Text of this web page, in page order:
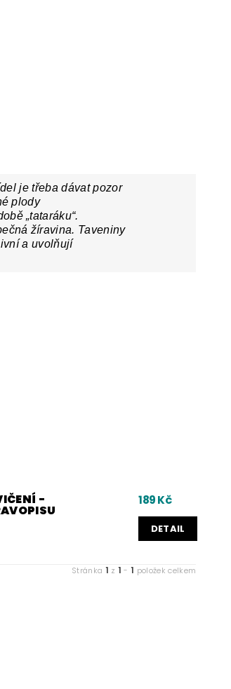
je třeba dávat pozor
plody
„tataráku“.
žíravina. Taveniny
a uvolňují
- 189 Kč
DETAIL
Stránka 1 z 1 -1 položek celkem